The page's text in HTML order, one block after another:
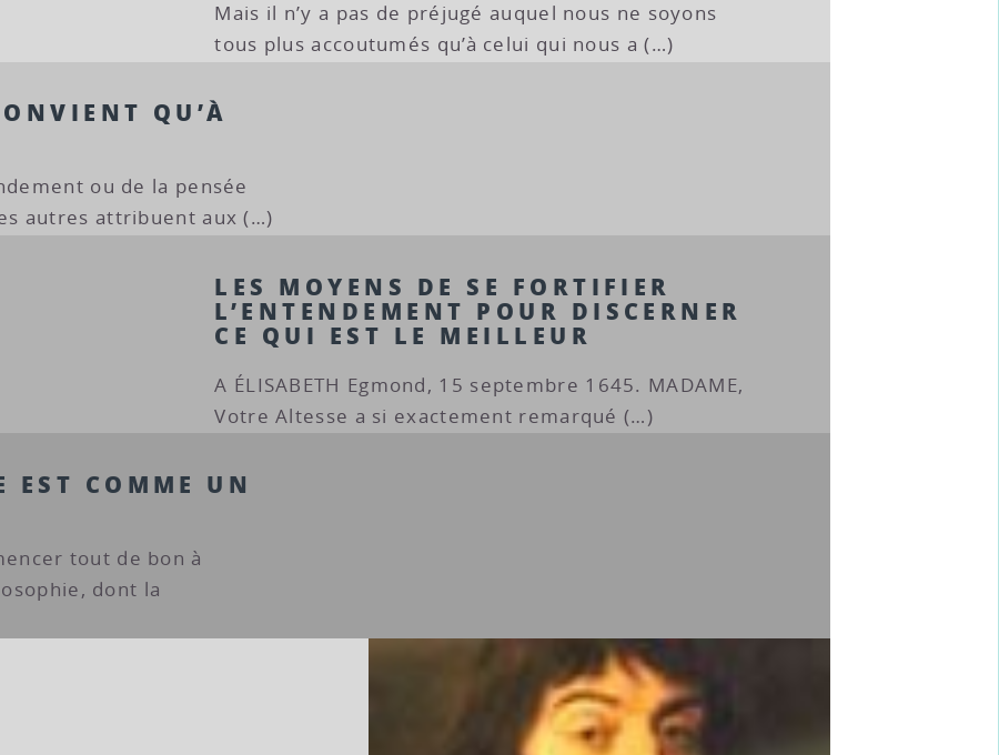
Mais il n’y a pas de préjugé auquel nous ne soyons
tous plus accoutumés qu’à celui qui nous a (…)
QU’À
ou de la pensée
autres attribuent aux (…)
LES MOYENS DE SE FORTIFIER
L’ENTENDEMENT POUR DISCERNER
CE QUI EST LE MEILLEUR
A ÉLISABETH Egmond, 15 septembre 1645. MADAME,
Votre Altesse a si exactement remarqué (…)
EST COMME UN
tout de bon à
dont la